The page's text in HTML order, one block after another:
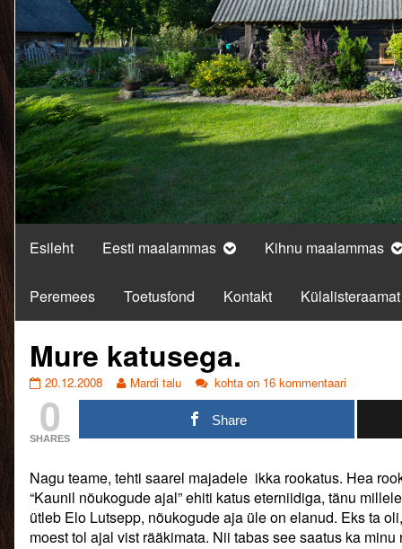
Esileht Eesti maalammas Kihnu maalammas
Peremees Toetusfond Kontakt Külalisteraamat
Mure katusega.
Mure
katusega.
published
on
20.12.2008
Read
more
of
Mure
katusega.,
Mardi talu
Mure
katusega.
kohta on 16 kommentaari
0
SHARES
Share
Nagu teame, tehti saarel majadele ikka rookatus. Hea
“Kaunil nõukogude ajal” ehiti katus eterniidiga, tänu
ütleb Elo Lutsepp, nõukogude aja üle on elanud. Eks ta
moest tol ajal vist rääkimata. Nii tabas see saatus ka minu